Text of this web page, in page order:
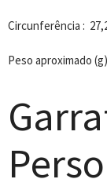
Circunferência :
Peso aproximado